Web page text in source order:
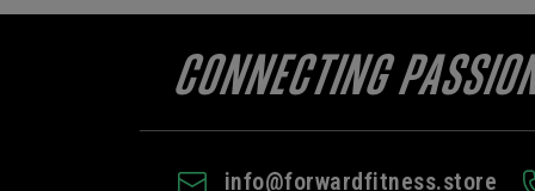
info@forwardfitness.store